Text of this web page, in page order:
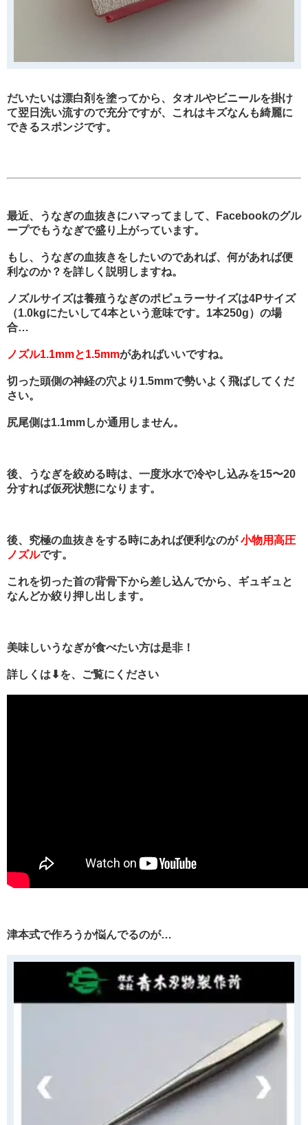
だいたいは漂白剤を塗ってから、タオルやビニールを掛け
て翌日洗い流すので充分ですが、これはキズなんも綺麗に
できるスポンジです。
最近、うなぎの血抜きにハマってまして、Facebookのグル
ープでもうなぎで盛り上がっています。
もし、うなぎの血抜きをしたいのであれば、何があれば便
利なのか？を詳しく説明しますね。
ノズルサイズは養殖うなぎのポピュラーサイズは4Pサイズ
（1.0kgにたいして4本という意味です。1本250g）の場
合…
ノズル1.1mmと1.5mmがあればいいですね。
切った頭側の神経の穴より1.5mmで勢いよく飛ばしてくだ
さい。
尻尾側は1.1mmしか通用しません。
後、うなぎを絞める時は、一度氷水で冷やし込みを15〜20
分すれば仮死状態になります。
後、究極の血抜きをする時にあれば便利なのが小物用高圧
ノズルです。
これを切った首の背骨下から差し込んでから、ギュギュと
なんどか絞り押し出します。
美味しいうなぎが食べたい方は是非！
詳しくは⬇︎を、ご覧にください
津本式で作ろうか悩んでるのが…